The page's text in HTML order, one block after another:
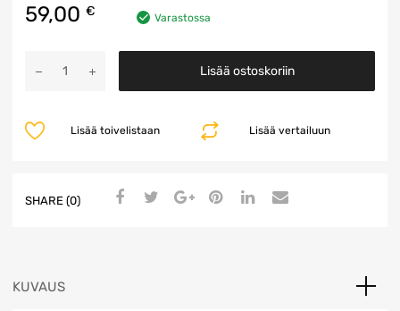
59,00 € Varastossa
määrä
Lisää ostoskoriin
Lisää vertailuun
Lisää toivelistaan
SHARE (0)
KUVAUS